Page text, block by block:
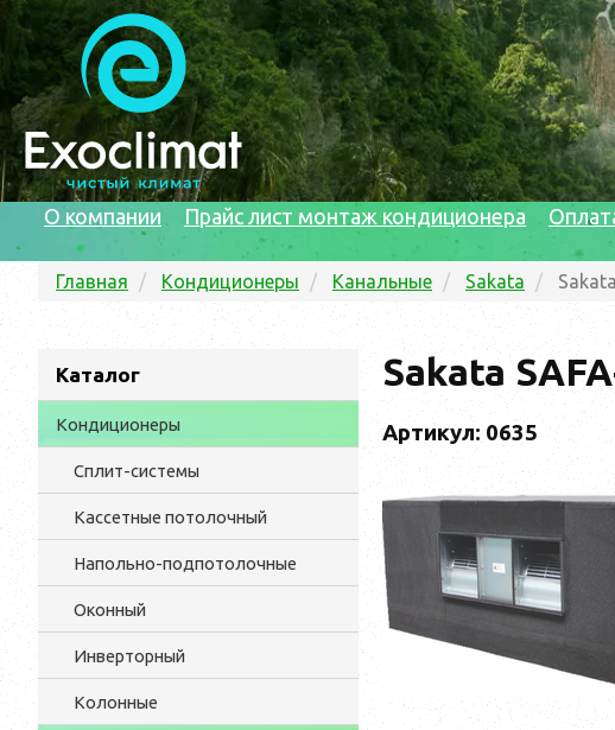
О компании Прайс лист монтаж кондиционера
Главная Кондиционеры Канальные Sakata
Каталог
Кондиционеры
Сплит-системы
Кассетные потолочный
Напольно-подпотолочные
Оконный
Инверторный
Колонные
Sakata
Артикул: 0635